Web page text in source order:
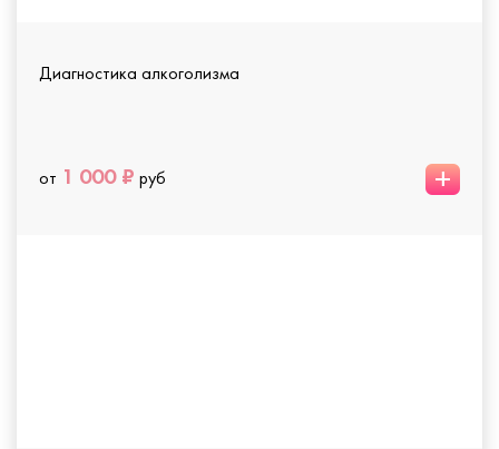
Диагностика алкоголизма
от 1 000 ₽ руб +